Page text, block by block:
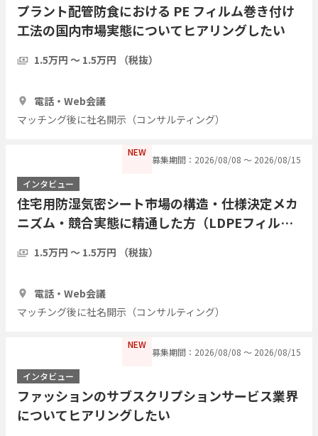
プラント配管防食における PE フィルム巻き付け
工法の国内市場実態についてヒアリングしたい
1.5万円 〜 1.5万円 （税抜）
電話・Web会議
マッチング後に社名開示（コンサルティング）
NEW
募集期間：2026/08/08 〜 2026/08/15
インタビュー
住宅用防湿気密シート市場の構造・仕様決定メカ
ニズム・競合実態に精通した方（LDPEフィル
グしたい
1.5万円 〜 1.5万円 （税抜）
電話・Web会議
マッチング後に社名開示（コンサルティング）
NEW
募集期間：2026/08/08 〜 2026/08/15
インタビュー
ファッションのサブスクリプションサービス業界
についてヒアリングしたい